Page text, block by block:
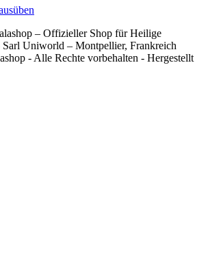
– Offizieller Shop für Heilige
Sarl Uniworld – Montpellier, Frankreich
- Alle Rechte vorbehalten - Hergestellt